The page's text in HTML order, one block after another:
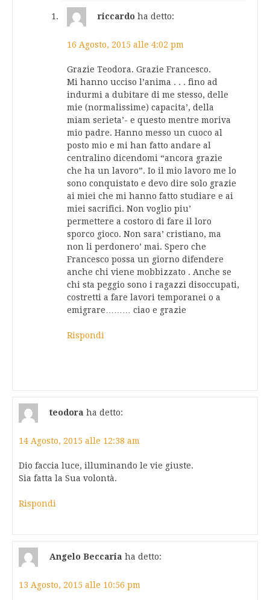
riccardo ha detto:
16 Agosto, 2015 alle 4:02 pm
Grazie Teodora. Grazie Francesco.
Mi hanno ucciso l’anima . . . fino ad
indurmi a dubitare di me stesso, delle
mie (normalissime) capacita’, della
miam serieta’- e questo mentre moriva
mio padre. Hanno messo un cuoco al
posto mio e mi han fatto andare al
centralino dicendomi “ancora grazie
che ha un lavoro”. Io il mio lavoro me lo
sono conquistato e devo dire solo grazie
ai miei che mi hanno fatto studiare e ai
miei sacrifici. Non voglio piu’
permettere a costoro di fare il loro
sporco gioco. Non sara’ cristiano, ma
non li perdonero’ mai. Spero che
Francesco possa un giorno difendere
anche chi viene mobbizzato . Anche se
chi sta peggio sono i ragazzi disoccupati,
costretti a fare lavori temporanei o a
emigrare……… ciao e grazie
Rispondi
teodora ha detto:
14 Agosto, 2015 alle 12:38 am
Dio faccia luce, illuminando le vie giuste.
Sia fatta la Sua volontà.
Rispondi
Angelo Beccaria ha detto:
13 Agosto, 2015 alle 10:56 pm